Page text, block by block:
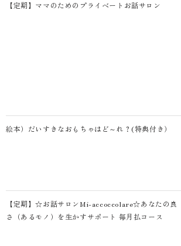
【定期】ママのためのプライベートお話サロン
絵本）だいすきなおもちゃはど～れ？(特典付き）
【定期】☆お話サロンMi-accoccolare☆あなたの良
さ（あるモノ）を生かすサポート 毎月払コース